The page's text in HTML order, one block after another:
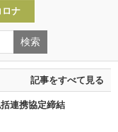
ロナ
記事をすべて見る
連携協定締結